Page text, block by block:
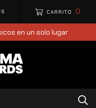
CARRITO 0
en un solo lugar